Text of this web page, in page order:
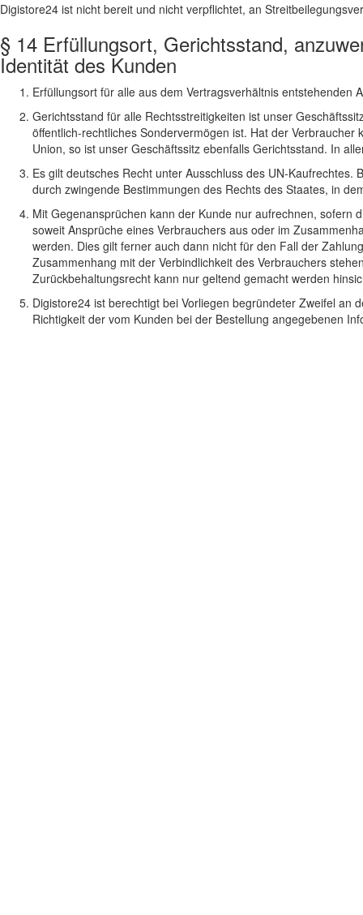
Digistore24 ist nicht bereit und nicht verpflichtet, an
§ 14 Erfüllungsort, Gerichtsstand,
Identität des Kunden
Erfüllungsort für alle aus dem Vertragsverhältnis
Gerichtsstand für alle Rechtsstreitigkeiten ist unser
öffentlich-rechtliches Sondervermögen ist. Hat der
Union, so ist unser Geschäftssitz ebenfalls Gerichtsstand. In
Es gilt deutsches Recht unter Ausschluss des UN-
durch zwingende Bestimmungen des Rechts des Staates, in
Mit Gegenansprüchen kann der Kunde nur aufrechnen, sofern
soweit Ansprüche eines Verbrauchers aus oder im
werden. Dies gilt ferner auch dann nicht für den Fall der
Zusammenhang mit der Verbindlichkeit des Verbrauchers
Zurückbehaltungsrecht kann nur geltend gemacht werden
Digistore24 ist berechtigt bei Vorliegen begründeter Zweifel an
Richtigkeit der vom Kunden bei der Bestellung angegebenen